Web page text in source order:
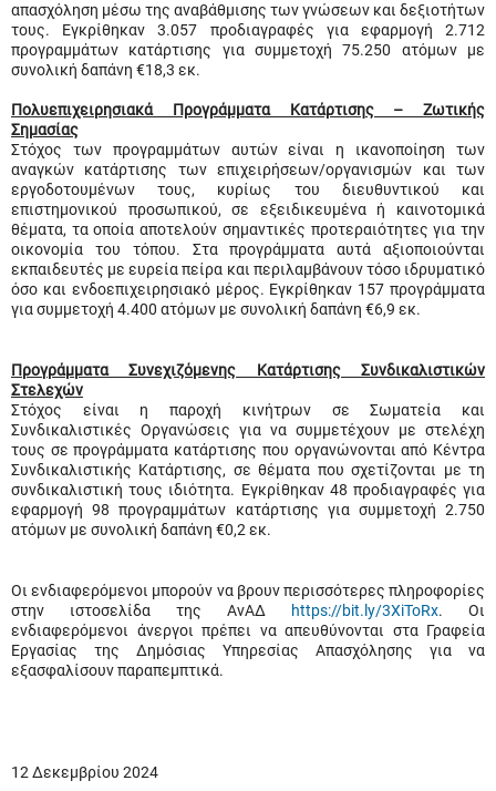
απασχόληση μέσω της αναβάθμισης των γνώσεων και δεξιοτήτων
τους. Εγκρίθηκαν 3.057 προδιαγραφές για εφαρμογή 2.712
προγραμμάτων κατάρτισης για συμμετοχή 75.250 ατόμων με
συνολική δαπάνη €18,3 εκ.
Πολυεπιχειρησιακά Προγράμματα Κατάρτισης – Ζωτικής
Σημασίας
Στόχος των προγραμμάτων αυτών είναι η ικανοποίηση των
αναγκών κατάρτισης των επιχειρήσεων/οργανισμών και των
εργοδοτουμένων τους, κυρίως του διευθυντικού και
επιστημονικού προσωπικού, σε εξειδικευμένα ή καινοτομικά
θέματα, τα οποία αποτελούν σημαντικές προτεραιότητες για την
οικονομία του τόπου. Στα προγράμματα αυτά αξιοποιούνται
εκπαιδευτές με ευρεία πείρα και περιλαμβάνουν τόσο ιδρυματικό
όσο και ενδοεπιχειρησιακό μέρος. Εγκρίθηκαν 157 προγράμματα
για συμμετοχή 4.400 ατόμων με συνολική δαπάνη €6,9 εκ.
Προγράμματα Συνεχιζόμενης Κατάρτισης Συνδικαλιστικών
Στελεχών
Στόχος είναι η παροχή κινήτρων σε Σωματεία και
Συνδικαλιστικές Οργανώσεις για να συμμετέχουν με στελέχη
τους σε προγράμματα κατάρτισης που οργανώνονται από Κέντρα
Συνδικαλιστικής Κατάρτισης, σε θέματα που σχετίζονται με τη
συνδικαλιστική τους ιδιότητα. Εγκρίθηκαν 48 προδιαγραφές για
εφαρμογή 98 προγραμμάτων κατάρτισης για συμμετοχή 2.750
ατόμων με συνολική δαπάνη €0,2 εκ.
Οι ενδιαφερόμενοι μπορούν να βρουν περισσότερες πληροφορίες
στην ιστοσελίδα της ΑνΑΔ
https://bit.ly/3XiToRx. Οι
ενδιαφερόμενοι άνεργοι πρέπει να απευθύνονται στα Γραφεία
Εργασίας της Δημόσιας Υπηρεσίας Απασχόλησης για να
εξασφαλίσουν παραπεμπτικά.
12 Δεκεμβρίου 2024